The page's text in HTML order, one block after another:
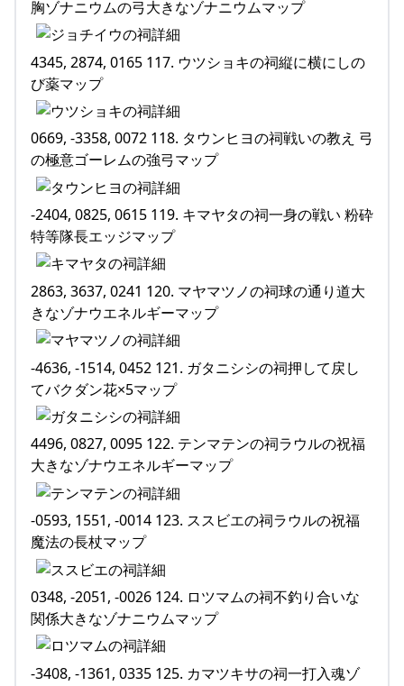
胸ゾナニウムの弓大きなゾナニウムマップ
4345, 2874, 0165 117. ウツショキの祠縦に横にしの
び薬マップ
0669, -3358, 0072 118. タウンヒヨの祠戦いの教え 弓
の極意ゴーレムの強弓マップ
-2404, 0825, 0615 119. キマヤタの祠一身の戦い 粉砕
特等隊長エッジマップ
2863, 3637, 0241 120. マヤマツノの祠球の通り道大
きなゾナウエネルギーマップ
-4636, -1514, 0452 121. ガタニシシの祠押して戻し
てバクダン花×5マップ
4496, 0827, 0095 122. テンマテンの祠ラウルの祝福
大きなゾナウエネルギーマップ
-0593, 1551, -0014 123. ススビエの祠ラウルの祝福
魔法の長杖マップ
0348, -2051, -0026 124. ロツマムの祠不釣り合いな
関係大きなゾナニウムマップ
-3408, -1361, 0335 125. カマツキサの祠一打入魂ゾ